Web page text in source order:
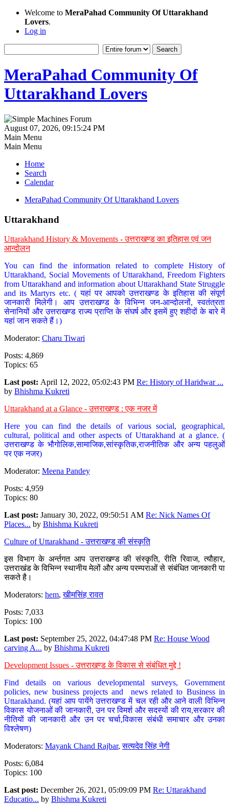
Welcome to MeraPahad Community Of Uttarakhand
Lovers.
Log in
MeraPahad Community Of
Uttarakhand Lovers
August 07, 2026, 09:15:24 PM
Main Menu
Main Menu
Home
Search
Calendar
MeraPahad Community Of Uttarakhand Lovers
Uttarakhand
Uttarakhand History & Movements - उत्तराखण्ड का इतिहास एवं जन
आन्दोलन
You can find the information related to complete History of
Uttarakhand, Social Movements of Uttarakhand, Freedom Fighters
from Uttarakhand and information about Uttarakhand State Struggle
and its Martyrs etc. ( यहां पर आपको उत्तराखण्ड के इतिहास की संपूर्ण
जानकारी मिलेगी। आप उत्तराखण्ड के विभिन्न जन-आन्दोलनों, स्वतंत्रता
सेनानियों और उत्तराखण्ड राज्य प्राप्ति के संघर्ष और इसमें हुए शहीदों के बारे में
यहां जान सकते हैं।)
Moderator: Charu Tiwari
Posts: 4,869
Topics: 65
Last post: April 12, 2022, 05:02:43 PM Re: History of Haridwar ...
by Bhishma Kukreti
Uttarakhand at a Glance - उत्तराखण्ड : एक नजर में
Here you can find the details of various social, geographical,
cultural, political and other aspects of Uttarakhand at a glance. (
उत्तराखण्ड के भौगोलिक,सामाजिक,सांस्कृतिक,राजनीतिक और अन्य पहलुओं
पर एक नजर)
Moderator: Meena Pandey
Posts: 4,959
Topics: 80
Last post: January 30, 2022, 09:50:51 AM Re: Nick Names Of
Places... by Bhishma Kukreti
Culture of Uttarakhand - उत्तराखण्ड की संस्कृति
इस विभाग के अर्न्तगत आप उत्तराखण्ड की संस्कृति, रीति रिवाज, त्यौहार,
उत्तराखंड के विभिन्न स्थानीय मेलों और अन्य परम्पराओं से संबंधित जानकारी पा
सकते है।
Moderators: hem,खीमसिंह रावत
Posts: 7,033
Topics: 100
Last post: September 25, 2022, 04:47:48 PM Re: House Wood
carving A... by Bhishma Kukreti
Development Issues - उत्तराखण्ड के विकास से संबंधित मुद्दे !
Find details on various developmental surveys, Government
policies, new business projects and news related to Business in
Uttarakhand. (यहां आप पायेंगे उत्तराखण्ड में चल रही और आने वाली विभिन्न
विकास योजनाओं की जानकारी, उन पर विमर्श और सदस्यों की राय,सरकार की
नीतियों की जानकारी और उन पर चर्चा,विकास संबंधी समाचार और उनका
विश्लेषण)
Moderators: Mayank Chand Rajbar,सत्यदेव सिंह नेगी
Posts: 6,084
Topics: 100
Last post: December 26, 2021, 05:09:09 PM Re: Uttarakhand
Educatio... by Bhishma Kukreti